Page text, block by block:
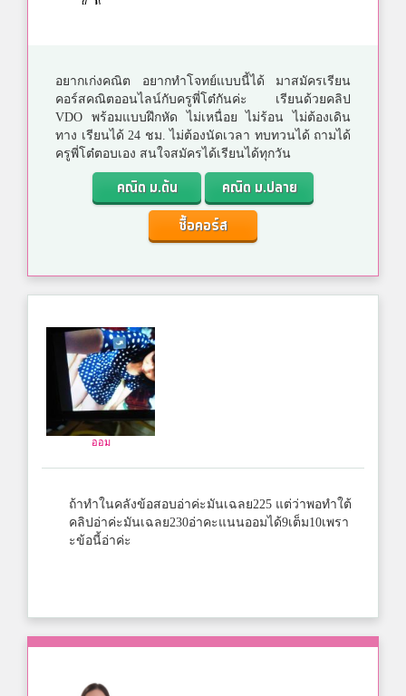
อยากเก่งคณิต อยากทำโจทย์แบบนี้ได้ มาสมัครเรียน
คอร์สคณิตออนไลน์กับครูพี่โต๋กันค่ะ เรียนด้วยคลิป
VDO พร้อมแบบฝึกหัด ไม่เหนื่อย ไม่ร้อน ไม่ต้องเดิน
ทาง เรียนได้ 24 ชม. ไม่ต้องนัดเวลา ทบทวนได้ ถามได้
ครูพี่โต๋ตอบเอง สนใจสมัครได้เรียนได้ทุกวัน
คณิต ม.ต้น
คณิต ม.ปลาย
ซื้อคอร์ส
ออม
ถ้าทำในคลังข้อสอบอ่าค่ะมันเฉลย225 แต่ว่าพอทำใต้
คลิปอ่าค่ะมันเฉลย230อ่าคะแนนออมได้9เต็ม10เพรา
ะข้อนี้อ่าค่ะ